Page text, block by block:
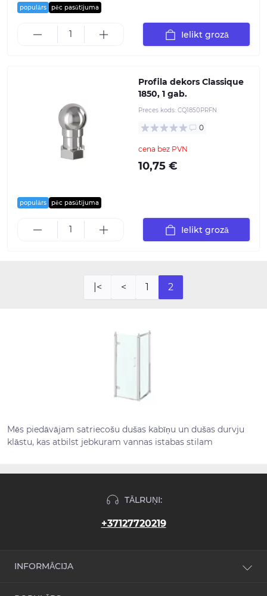
populārs pēc pasūtījuma
Ielikt grozā
populārs pēc pasūtījuma
Profila dekors Classique
1850, 1 gab.
Preces kods: CQ1850PRFN
0
cena bez PVN
10,75 €
Ielikt grozā
|< < 1 2
Mēs piedāvājam satriecošu dušas kabīņu un dušas durvju
klāstu, kas atbilst jebkuram vannas istabas stilam
TĀLRUŅI:
+37127720219
INFORMĀCIJA